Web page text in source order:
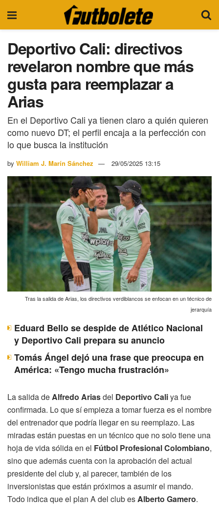
Deportivo Cali: directivos
revelaron nombre que más
gusta para reemplazar a
Arias
En el Deportivo Cali ya tienen claro a quién quieren
como nuevo DT; el perfil encaja a la perfección con
lo que busca la institución
by William J. Marín Sánchez 29/05/2025 13:15
Tras la salida de Arias, los directivos verdiblancos se enfocan en un técnico de
jerarquía
Eduard Bello se despide de Atlético Nacional
y Deportivo Cali prepara su anuncio
Tomás Ángel dejó una frase que preocupa en
América: «Tengo mucha frustración»
La salida deAlfredo Ariasdel Deportivo Caliya fue
confirmada. Lo que sí empieza a tomar fuerza es el nombre
del entrenador que podría llegar en su reemplazo. Las
miradas están puestas en un técnico que no solo tiene una
hoja de vida sólida en el Fútbol Profesional Colombiano,
sino que además cuenta con la aprobación del actual
presidente del club y, al parecer, también de los
inversionistas que están próximos a asumir el mando.
Todo indica que el plan A del club esAlberto Gamero.